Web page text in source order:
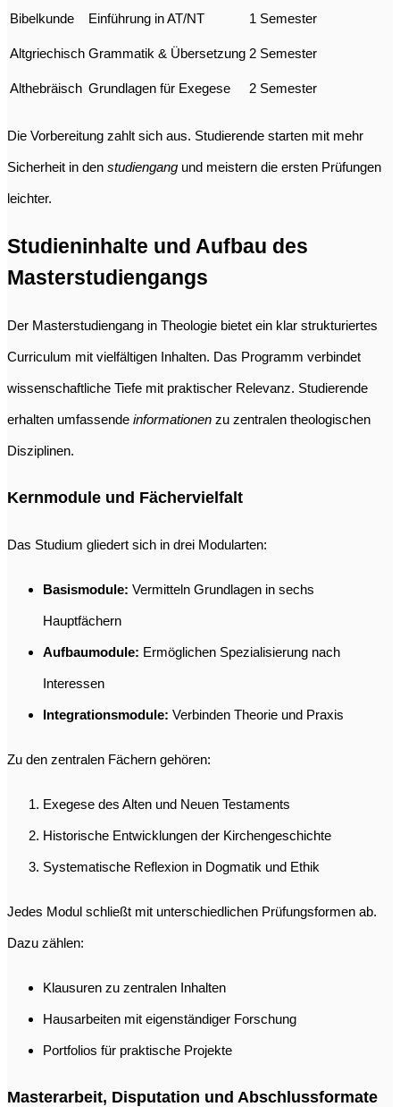
Bibelkunde Einführung in AT/NT 1 Semester
Altgriechisch Grammatik & Übersetzung 2 Semester
Althebräisch Grundlagen für Exegese 2 Semester
Die Vorbereitung zahlt sich aus. Studierende starten mit mehr
Sicherheit in den studiengang und meistern die ersten Prüfungen
leichter.
Studieninhalte und Aufbau des
Masterstudiengangs
Der Masterstudiengang in Theologie bietet ein klar strukturiertes
Curriculum mit vielfältigen Inhalten. Das Programm verbindet
wissenschaftliche Tiefe mit praktischer Relevanz. Studierende
erhalten umfassende informationen zu zentralen theologischen
Disziplinen.
Kernmodule und Fächervielfalt
Das Studium gliedert sich in drei Modularten:
Basismodule: Vermitteln Grundlagen in sechs
Hauptfächern
Aufbaumodule: Ermöglichen Spezialisierung nach
Interessen
Integrationsmodule: Verbinden Theorie und Praxis
Zu den zentralen Fächern gehören:
Exegese des Alten und Neuen Testaments
Historische Entwicklungen der Kirchengeschichte
Systematische Reflexion in Dogmatik und Ethik
Jedes Modul schließt mit unterschiedlichen Prüfungsformen ab.
Dazu zählen:
Klausuren zu zentralen Inhalten
Hausarbeiten mit eigenständiger Forschung
Portfolios für praktische Projekte
Masterarbeit, Disputation und Abschlussformate